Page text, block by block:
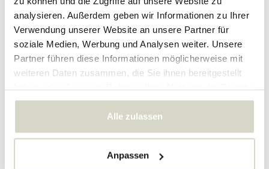
analysieren. Außerdem geben wir Informationen zu Ihrer
Verwendung unserer Website an unsere Partner für
soziale Medien, Werbung und Analysen weiter. Unsere
Partner führen diese Informationen möglicherweise mit
weiteren Daten zusammen, die Sie ihnen bereitgestellt
gesammelt haben.
Alle zulassen
Anpassen
Artikelnummer AI-922-101-01-PNC
SKU
EAN 8718421379453
Es wurden noch keine Bewertungen für dieses Produkt